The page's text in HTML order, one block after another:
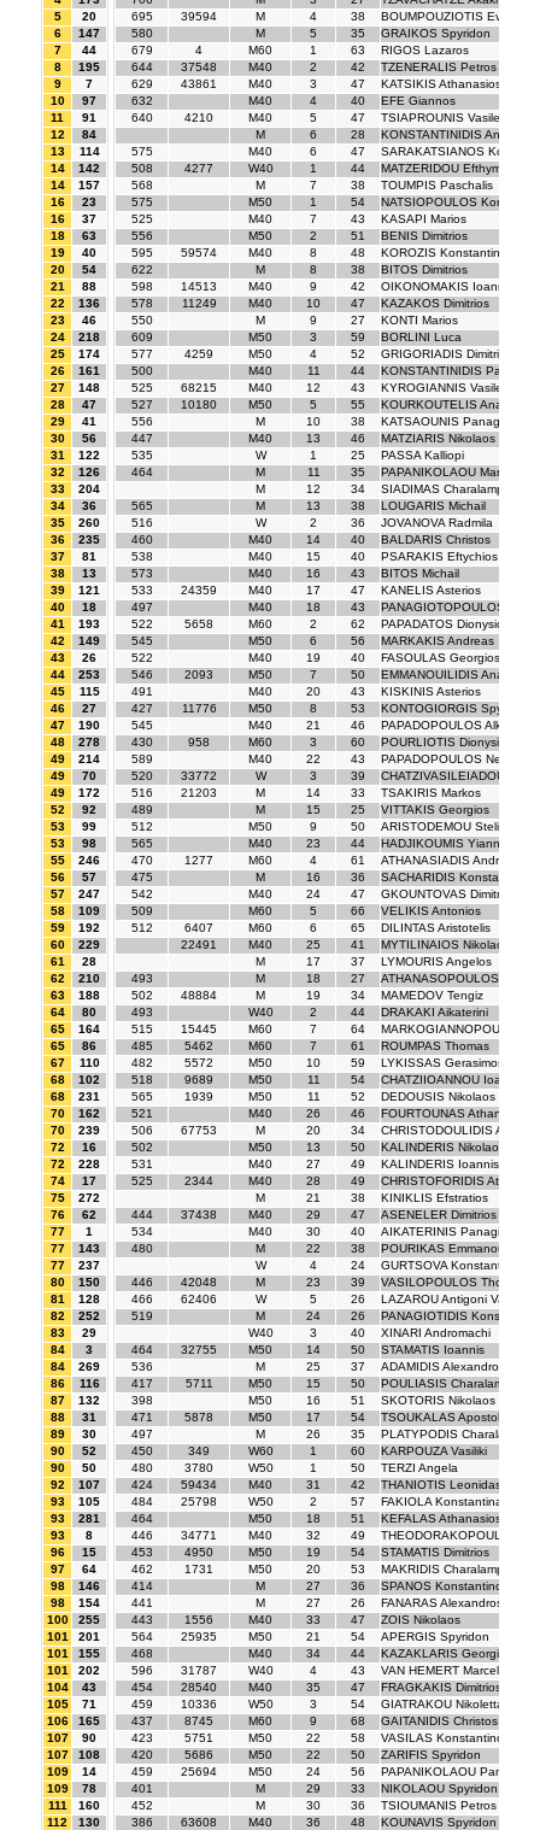
5
20
6
147
7
44
8
195
9
7
10
97
11
91
12
84
13
114
14
142
14
157
16
23
16
37
18
63
19
40
20
54
21
88
22
136
23
46
24
218
25
174
26
161
27
148
28
47
29
41
30
56
31
122
32
126
33
204
34
36
35
260
36
235
37
81
38
13
39
121
40
18
41
193
42
149
43
26
44
253
45
115
46
27
47
190
48
278
49
214
49
70
49
172
52
92
53
99
53
98
55
246
56
57
57
247
58
109
59
192
60
229
61
28
62
210
63
188
64
80
65
164
65
86
67
110
68
102
68
231
70
162
70
239
72
16
72
228
74
17
75
272
76
62
77
1
77
143
77
237
80
150
81
128
82
252
83
29
84
3
84
269
86
116
87
132
88
31
89
30
90
52
90
50
92
107
93
105
93
281
93
8
96
15
97
64
98
146
98
154
100
255
101
201
101
155
101
202
104
43
105
71
106
165
107
90
107
108
109
14
109
78
111
160
112
130
695
39594 M 4 38
BOUMPOUZIOTIS Evripidis
580
M 5 35
GRAIKOS Spyridon
679
4 M60 1 63
RIGOS Lazaros
644
37548 M40 2 42
TZENERALIS Petros
629
43861 M40 3 47
KATSIKIS Athanasios
632
M40 4 40
EFE Giannos
640
4210 M40 5 47
TSIAPROUNIS Vasileios
M
6 28
KONSTANTINIDIS Andreas
575
M40 6 47
SARAKATSIANOS
508
4277 W40 1 44
MATZERIDOU Efthymia
568
M 7 38
TOUMPIS Paschalis
575
M50 1 54
NATSIOPOULOS
525
M40 7 43
KASAPI Marios
556
M50 2 51
BENIS Dimitrios
595
59574 M40 8 48
KOROZIS Konstantinos
622
M 8 38
BITOS Dimitrios
598
14513 M40 9 42
OIKONOMAKIS Ioannis
578
11249 M40 10 47
KAZAKOS Dimitrios
550
M 9 27
KONTI Marios
609
M50 3 59
BORLINI Luca
577
4259 M50 4 52
GRIGORIADIS Dimitrios
500
M40 11 44
KONSTANTINIDIS
525
68215 M40 12 43
KYROGIANNIS Vasileios
527
10180 M50 5 55
KOURKOUTELIS Anastasios
556
M 10 38
KATSAOUNIS Panagiotis
447
M40 13 46
MATZIARIS Nikolaos
535
W 1 25
PASSA Kalliopi
464
M 11 35
PAPANIKOLAOU Marios
M
12 34
SIADIMAS Charalampos
565
M 13 38
LOUGARIS Michail
516
W 2 36
JOVANOVA Radmila
460
M40 14 40
BALDARIS Christos
538
M40 15 40
PSARAKIS Eftychios
573
M40 16 43
BITOS Michail
533
24359 M40 17 47
KANELIS Asterios
497
M40 18 43
PANAGIOTOPOULOS
522
5658 M60 2 62
PAPADATOS Dionysios
545
M50 6 56
MARKAKIS Andreas
522
M40 19 40
FASOULAS Georgios
546
2093 M50 7 50
EMMANOUILIDIS
491
M40 20 43
KISKINIS Asterios
427
11776 M50 8 53
KONTOGIORGIS Spyridon
545
M40 21 46
PAPADOPOULOS Alkis
430
958 M60 3 60
POURLIOTIS Dionysios
589
M40 22 43
PAPADOPOULOS Neofytos
520
33772 W 3 39
CHATZIVASILEIADOU
516
21203 M 14 33
TSAKIRIS Markos
489
M 15 25
VITTAKIS Georgios
512
M50 9 50
ARISTODEMOU Stelios
565
M40 23 44
HADJIKOUMIS Yiannakis
470
1277 M60 4 61
ATHANASIADIS Andreas
475
M 16 36
SACHARIDIS Konstantinos
542
M40 24 47
GKOUNTOVAS Dimitrios
509
M60 5 66
VELIKIS Antonios
512
6407 M60 6 65
DILINTAS Aristotelis
22491
M40 25 41
MYTILINAIOS Nikolaos
M
17 37
LYMOURIS Angelos
493
M 18 27
ATHANASOPOULOS
502
48884 M 19 34
MAMEDOV Tengiz
493
W40 2 44
DRAKAKI Aikaterini
515
15445 M60 7 64
MARKOGIANNOPOULOS
485
5462 M60 7 61
ROUMPAS Thomas
482
5572 M50 10 59
LYKISSAS Gerasimos
518
9689 M50 11 54
CHATZIIOANNOU Ioannis
565
1939 M50 11 52
DEDOUSIS Nikolaos
521
M40 26 46
FOURTOUNAS Athanasios
506
67753 M 20 34
CHRISTODOULIDIS Angelos
502
M50 13 50
KALINDERIS Nikolaos
531
M40 27 49
KALINDERIS Ioannis
525
2344 M40 28 49
CHRISTOFORIDIS
M
21 38
KINIKLIS Efstratios
444
37438 M40 29 47
ASENELER Dimitrios
534
M40 30 40
AIKATERINIS Panagiotis
480
M 22 38
POURIKAS Emmanouil
W
4 24
GURTSOVA Konstantina
446
42048 M 23 39
VASILOPOULOS Thomas
466
62406 W 5 26
LAZAROU Antigoni Varvara
519
M 24 26
PANAGIOTIDIS
W40
3 40
XINARI Andromachi
464
32755 M50 14 50
STAMATIS Ioannis
536
M 25 37
ADAMIDIS Alexandros
417
5711 M50 15 50
POULIASIS Charalampos
398
M50 16 51
SKOTORIS Nikolaos
471
5878 M50 17 54
TSOUKALAS Apostolos
497
M 26 35
PLATYPODIS Charalampos
450
349 W60 1 60
KARPOUZA Vasiliki
480
3780 W50 1 50
TERZI Angela
424
59434 M40 31 42
THANIOTIS Leonidas
484
25798 W50 2 57
FAKIOLA Konstantina
464
M50 18 51
KEFALAS Athanasios
446
34771 M40 32 49
THEODORAKOPOULOS
453
4950 M50 19 54
STAMATIS Dimitrios
462
1731 M50 20 53
MAKRIDIS Charalampos
414
M 27 36
SPANOS Konstantinos
441
M 27 26
FANARAS Alexandros
443
1556 M40 33 47
ZOIS Nikolaos
564
25935 M50 21 54
APERGIS Spyridon
468
M40 34 44
KAZAKLARIS Georgios
596
31787 W40 4 43
VAN HEMERT Marcella
454
28540 M40 35 47
FRAGKAKIS Dimitrios
459
10336 W50 3 54
GIATRAKOU Nikoletta
437
8745 M60 9 68
GAITANIDIS Christos
423
5751 M50 22 58
VASILAS Konstantinos
420
5686 M50 22 50
ZARIFIS Spyridon
459
25694 M50 24 56
PAPANIKOLAOU Panagiotis
401
M 29 33
NIKOLAOU Spyridon
452
M 30 36
TSIOUMANIS Petros
386
63608 M40 36 48
KOUNAVIS Spyridon